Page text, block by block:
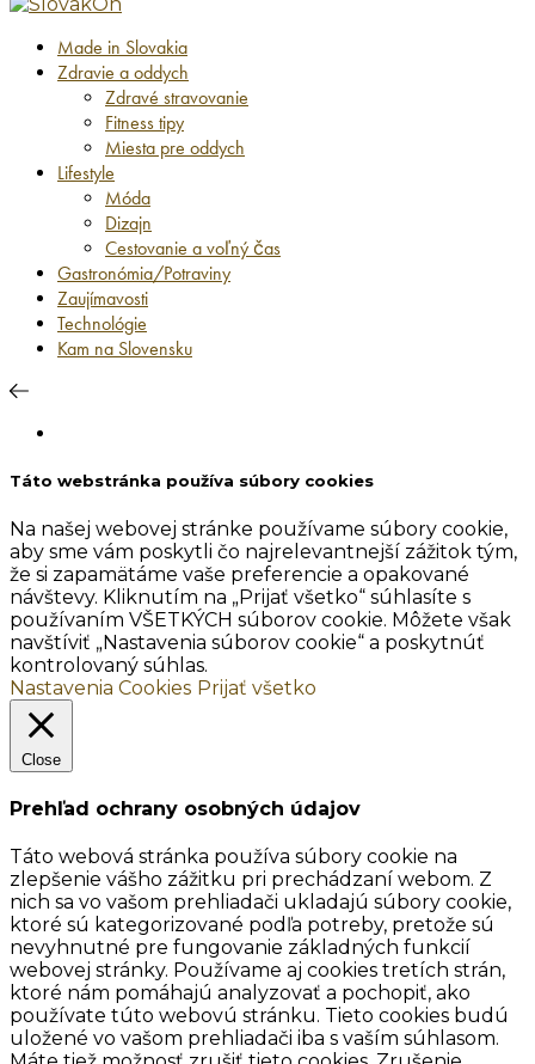
Made in Slovakia
Zdravie a oddych
Zdravé stravovanie
Fitness tipy
Miesta pre oddych
Lifestyle
Móda
Dizajn
Cestovanie a voľný čas
Gastronómia/Potraviny
Zaujímavosti
Technológie
Kam na Slovensku
Táto webstránka používa súbory cookies
Na našej webovej stránke používame súbory cookie,
aby sme vám poskytli čo najrelevantnejší zážitok tým,
že si zapamätáme vaše preferencie a opakované
návštevy. Kliknutím na „Prijať všetko“ súhlasíte s
používaním VŠETKÝCH súborov cookie. Môžete však
navštíviť „Nastavenia súborov cookie“ a poskytnúť
kontrolovaný súhlas.
Nastavenia Cookies Prijať všetko
Close
Prehľad ochrany osobných údajov
Táto webová stránka používa súbory cookie na
zlepšenie vášho zážitku pri prechádzaní webom. Z
nich sa vo vašom prehliadači ukladajú súbory cookie,
ktoré sú kategorizované podľa potreby, pretože sú
nevyhnutné pre fungovanie základných funkcií
webovej stránky. Používame aj cookies tretích strán,
ktoré nám pomáhajú analyzovať a pochopiť, ako
používate túto webovú stránku. Tieto cookies budú
uložené vo vašom prehliadači iba s vaším súhlasom.